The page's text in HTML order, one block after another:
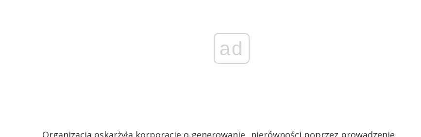
ad
Organizacja oskarżyła korporacje o generowanie „nierówności poprzez prowadzenie